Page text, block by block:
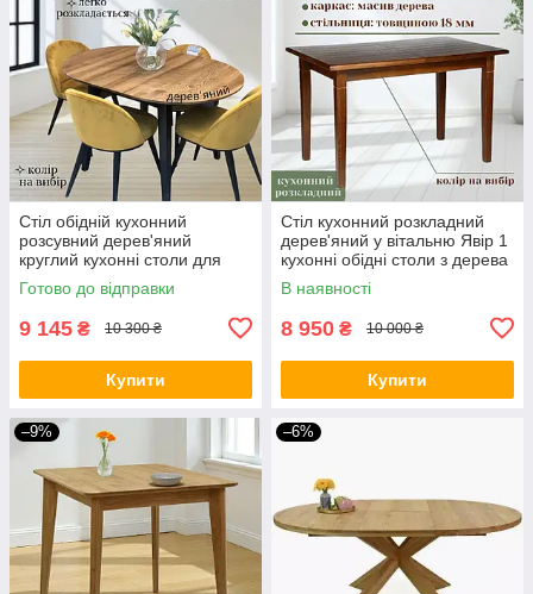
Стіл обідній кухонний
розсувний дерев'яний
круглий кухонні столи для
кухні Женова Д90(130) см
різні кольори
Готово до відправки
9 145 ₴ 10 300 ₴
Купити
Стіл кухонний розкладний
дерев'яний у вітальню Явір 1
кухонні обідні столи з дерева
столики для кухні
120(160)х75 см
В наявності
8 950 ₴ 10 000 ₴
Купити
–9% –6%